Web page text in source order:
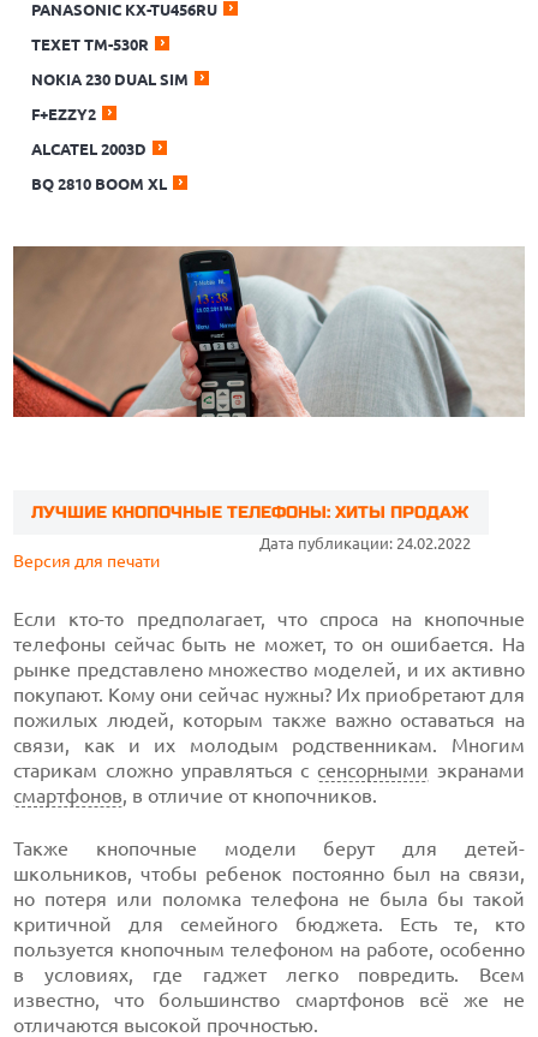
PANASONIC KX-TU456RU
TEXET TM-530R
NOKIA 230 DUAL SIM
F+EZZY2
ALCATEL 2003D
BQ 2810 BOOM XL
ЛУЧШИЕ КНОПОЧНЫЕ ТЕЛЕФОНЫ: ХИТЫ ПРОДАЖ
Дата публикации: 24.02.2022
Версия для печати
Если кто-то предполагает, что спроса на кнопочные
телефоны сейчас быть не может, то он ошибается. На
рынке представлено множество моделей, и их активно
покупают. Кому они сейчас нужны? Их приобретают для
пожилых людей, которым также важно оставаться на
связи, как и их молодым родственникам. Многим
старикам сложно управляться с сенсорными экранами
смартфонов, в отличие от кнопочников.
Также кнопочные модели берут для детей-
школьников, чтобы ребенок постоянно был на связи,
но потеря или поломка телефона не была бы такой
критичной для семейного бюджета. Есть те, кто
пользуется кнопочным телефоном на работе, особенно
в условиях, где гаджет легко повредить. Всем
известно, что большинство смартфонов всё же не
отличаются высокой прочностью.